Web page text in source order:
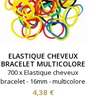
ELASTIQUE CHEVEUX
BRACELET MULTICOLORE
16MM PAR 700
700 x Elastique cheveux
bracelet - 16mm - multicolore
Prix
4,38 €